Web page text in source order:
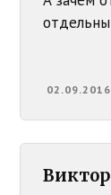
02.09.2016
Виктор